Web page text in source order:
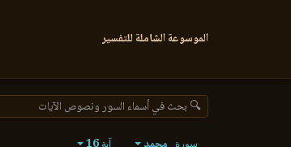
الموسوعة الشاملة للتفسير
🔍 بحث في أسماء السور ونصوص الآيات
سورة آية